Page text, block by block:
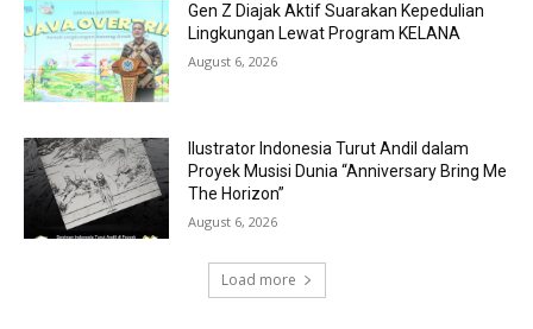
Gen Z Diajak Aktif Suarakan Kepedulian
Lingkungan Lewat Program KELANA
August 6, 2026
Ilustrator Indonesia Turut Andil dalam
Proyek Musisi Dunia “Anniversary Bring Me
The Horizon”
August 6, 2026
Load more